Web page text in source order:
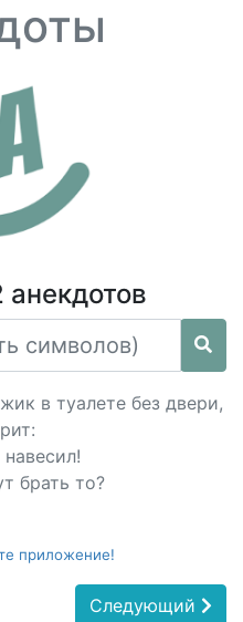
анекдотов
в туалете без двери,
брать то?
приложение!
Следующий